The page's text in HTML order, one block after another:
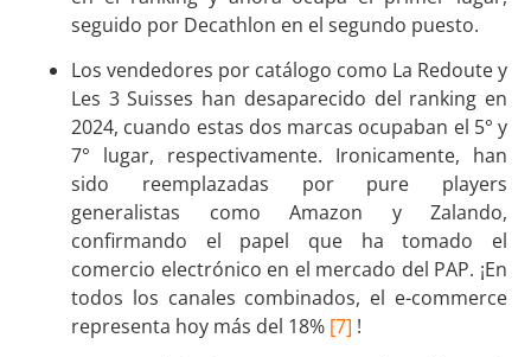
seguido por Decathlon en el segundo puesto.
Los vendedores por catálogo como La Redoute y
Les 3 Suisses han desaparecido del ranking en
2024, cuando estas dos marcas ocupaban el 5° y
7° lugar, respectivamente. Ironicamente, han
sido reemplazadas por pure players
generalistas como Amazon y Zalando,
confirmando el papel que ha tomado el
comercio electrónico en el mercado del PAP. ¡En
todos los canales combinados, el e-commerce
representa hoy más del 18% [7] !